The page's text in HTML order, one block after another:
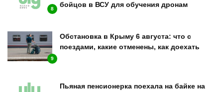
8
бойцов в ВСУ для обучения дронам
9
Обстановка в Крыму 6 августа: что с
поездами, какие отменены, как доехать
Пьяная пенсионерка поехала на байке на